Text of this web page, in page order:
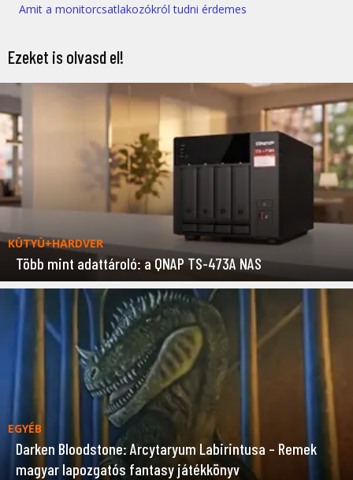
Amit a monitorcsatlakozókról tudni érdemes
Ezeket is olvasd el!
KÜTYÜ+HARDVER
Több mint adattároló: a QNAP TS-473A NAS
EGYÉB
Darken Bloodstone: Arcytaryum Labirintusa – Remek
magyar lapozgatós fantasy játékkönyv